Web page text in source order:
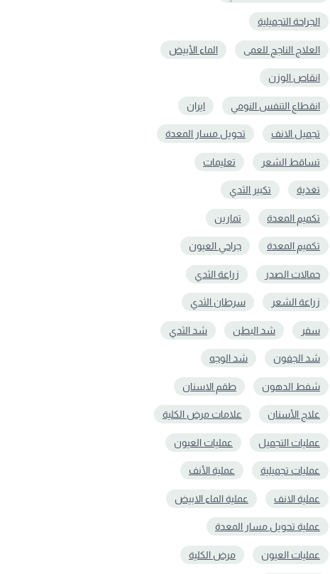
الجراحة التجميلية
العلاج الناجح للعمى الماء الأبيض
انقاص الوزن
انقطاع التنفس النومي ايران
تجميل الانف تحويل مسار المعدة
تساقط الشعر تعلیمات
تغذية تكبير الثدي
تكميم المعدة تمارين
تکمیم المعدة جراحي العيون
حمالات الصدر زراعة الثدي
زراعة الشعر سرطان الثدي
سفر شد البطن شد الثدي
شد الجفون شد الوجه
شفط الدهون طقم الاسنان
علاج الأسنان علامات مرض الكلية
عمليات التجميل عمليات العيون
عمليات تجميلية عملية الأنف
عملية الانف عملية الماء الابيض
عملية تحويل مسار المعدة
عملیات العیون مرض الكلية